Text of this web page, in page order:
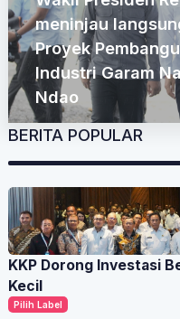
meninjau
Proyek
Industri Garam
Ndao
BERITA POPULAR
KKP Dorong Investasi
Kecil
Pilih Label